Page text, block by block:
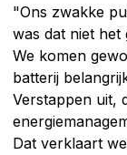
"Ons zwakke
was dat niet het
We komen
batterij
Verstappen uit,
Dat verklaart